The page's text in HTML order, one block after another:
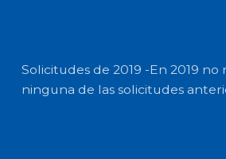
Solicitudes de 2019 -En 2019 no
ninguna de las solicitudes